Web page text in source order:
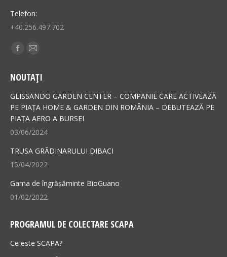
Telefon:
+40.256.497.702
Find us on:
Facebook
opens
in
new
window
Mail
opens
in
new
window
NOUTAȚI
GLISSANDO GARDEN CENTER – COMPANIE CARE ACTIVEAZĂ
PE PIAȚA HOME & GARDEN DIN ROMÂNIA – DEBUTEAZĂ PE
PIAȚA AERO A BURSEI
03/06/2024
TRUSA GRĂDINARULUI DIBACI
15/04/2022
Gama de îngrășăminte BioGuano
01/02/2022
PROGRAMUL DE COLECTARE SCAPA
Ce este SCAPA?